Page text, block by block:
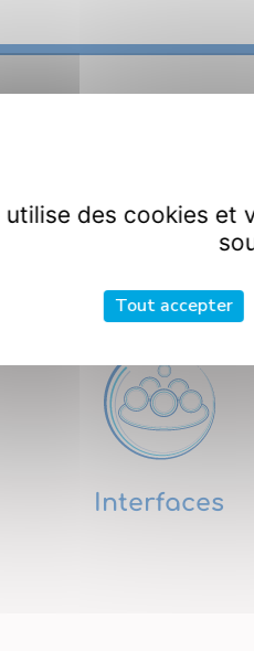
Interfaces
utilise des cookies et
Tout accepter